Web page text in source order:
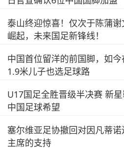
泰山终迎惊喜！仅次于陈蒲
崛起，未来国足新锋线！
中国首位留洋的前国脚，如今
1.9米儿子也选足球路
U17国足全胜晋级半决赛 新
中国足球希望
塞尔维亚足协撤回对因凡蒂
主席的支持